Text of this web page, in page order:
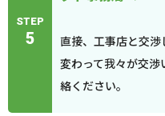
STEP
5
直接、工事店と交
変わって我々が交
絡ください。